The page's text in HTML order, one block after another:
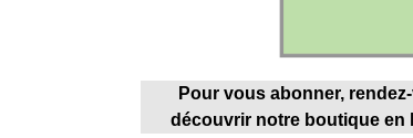
Pour vous abonner,
découvrir notre boutique en